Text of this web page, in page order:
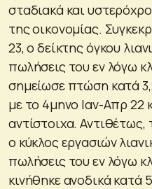
σταδιακά και
της οικονομίας.
23, ο δείκτης όγκου
πωλήσεις του εν λόγω
σημείωσε πτώση κατά
με το 4μηνο Ιαν-Απρ 22
αντίστοιχα. Αντιθέτως,
ο κύκλος εργασιών
πωλήσεις του εν λόγω
κινήθηκε ανοδικά κατά